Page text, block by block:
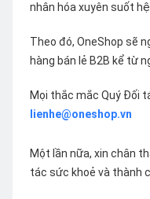
nhân hóa xuyên suốt
Theo đó, OneShop sẽ
hàng bán lẻ B2B kể từ
Mọi thắc mắc Quý Đối
lienhe@oneshop.vn
Một lần nữa, xin chân
tác sức khoẻ và thành